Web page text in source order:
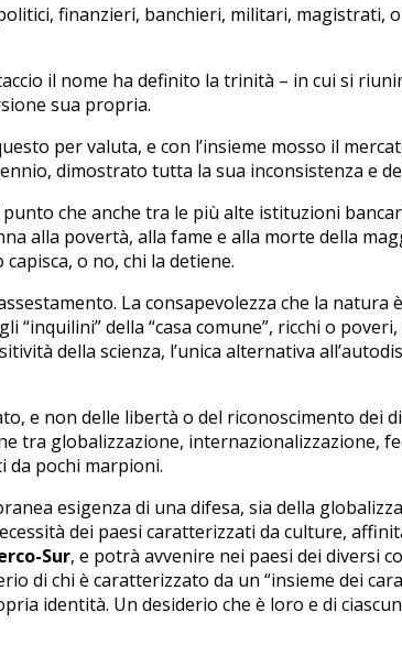
finanzieri, banchieri, militari, magistrati,
il nome ha definito la trinità – in cui si
sua propria.
per valuta, e con l’insieme mosso il
dimostrato tutta la sua inconsistenza e
che anche tra le più alte istituzioni
alla povertà, alla fame e alla morte della
o no, chi la detiene.
La consapevolezza che la natura
della “casa comune”, ricchi o
della scienza, l’unica alternativa
e non delle libertà o del riconoscimento dei
tra globalizzazione, internazionalizzazione,
da pochi marpioni.
esigenza di una difesa, sia della
dei paesi caratterizzati da culture,
Sur, e potrà avvenire nei paesi dei diversi
di chi è caratterizzato da un “insieme dei
identità. Un desiderio che è loro e di